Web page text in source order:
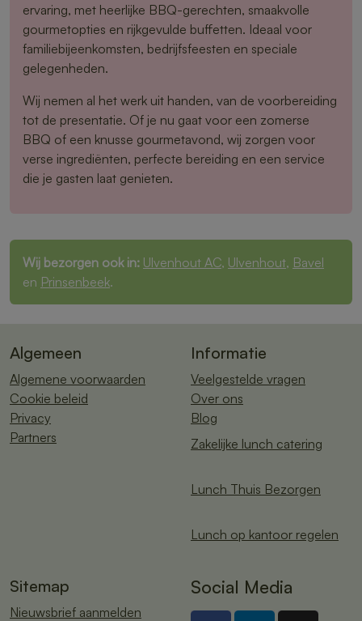
ervaring, met heerlijke BBQ-gerechten, smaakvolle
gourmetopties en rijkgevulde buffetten. Ideaal voor
familiebijeenkomsten, bedrijfsfeesten en speciale
gelegenheden.
Wij nemen al het werk uit handen, van de voorbereiding
tot de presentatie. Of je nu gaat voor een zomerse
BBQ of een knusse gourmetavond, wij zorgen voor
verse ingrediënten, perfecte bereiding en een service
die je gasten laat genieten.
Wij bezorgen ook in: Ulvenhout AC, Ulvenhout, Bavel
en Prinsenbeek.
Algemeen
Algemene voorwaarden
Cookie beleid
Privacy
Partners
Informatie
Veelgestelde vragen
Over ons
Blog
Zakelijke lunch catering
Lunch Thuis Bezorgen
Lunch op kantoor regelen
Sitemap
Nieuwsbrief aanmelden
Social Media